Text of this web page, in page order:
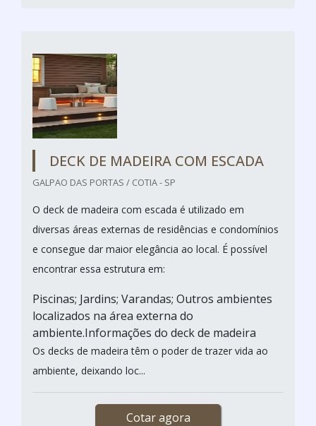
DECK DE MADEIRA COM ESCADA
GALPAO DAS PORTAS / COTIA - SP
O deck de madeira com escada é utilizado em
diversas áreas externas de residências e condomínios
e consegue dar maior elegância ao local. É possível
encontrar essa estrutura em:
Piscinas; Jardins; Varandas; Outros ambientes
localizados na área externa do
ambiente.Informações do deck de madeira
Os decks de madeira têm o poder de trazer vida ao
ambiente, deixando loc...
Cotar agora